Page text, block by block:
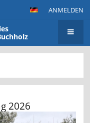
ANMELDEN
2026